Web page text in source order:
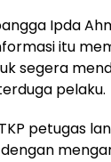
Ipda
itu
segera
pelaku.
petugas